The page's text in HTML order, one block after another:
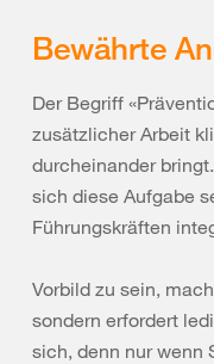
Bewährte
Der Begriff
zusätzlicher Arbeit
durcheinander
sich diese Aufgabe
Führungskräften
Vorbild zu sein,
sondern erfordert
sich, denn nur wenn